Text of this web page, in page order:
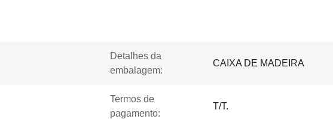
Detalhes da
embalagem:
CAIXA DE MADEIRA
Termos de
pagamento:
T/T.